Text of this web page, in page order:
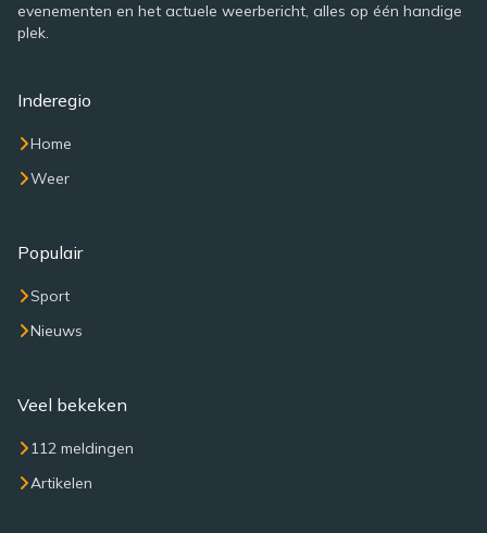
evenementen en het actuele weerbericht, alles op één handige
plek.
Inderegio
Home
Weer
Populair
Sport
Nieuws
Veel bekeken
112 meldingen
Artikelen